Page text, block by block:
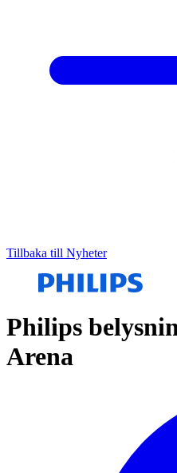
Tillbaka till Nyheter
Philips
Arena